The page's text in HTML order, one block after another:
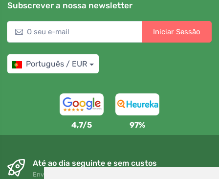
Subscrever a nossa newsletter
Iniciar Sessão
Português / EUR
4,7/5 97%
Até ao dia seguinte e sem custos
Envio gratuito para encomendas superiores a 80 EUR